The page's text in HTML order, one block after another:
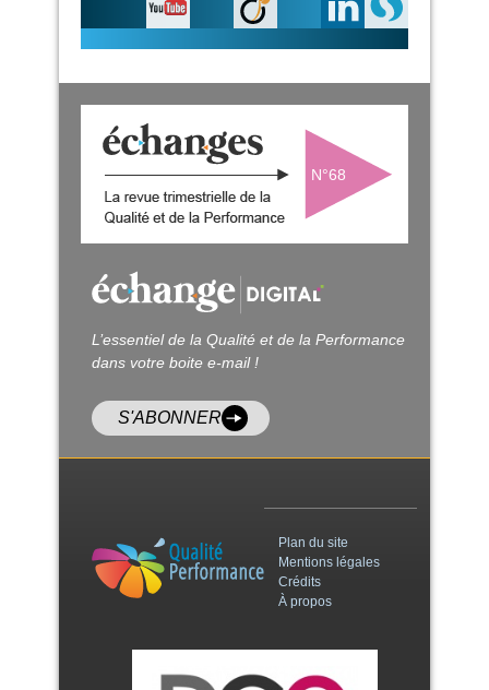
N°68
L’essentiel de la Qualité et de la Performance
dans votre boite e-mail !
S'ABONNER
Plan du site
Mentions légales
Crédits
À propos